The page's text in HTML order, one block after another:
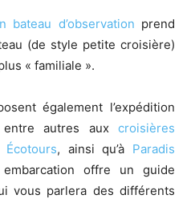
bateau d’observation prend
(de style petite croisière)
« familiale ».
également l’expédition
autres aux croisières
, ainsi qu’à Paradis
offre un guide
vous parlera des différents